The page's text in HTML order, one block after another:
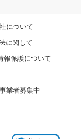
について
に関して
報保護について
業者募集中